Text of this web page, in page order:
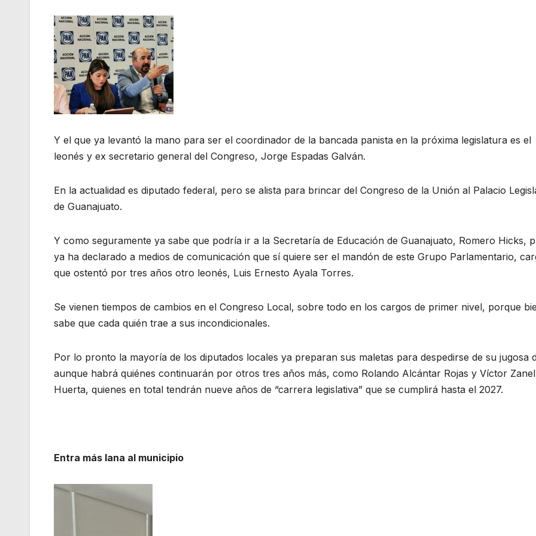
Y el que ya levantó la mano para ser el coordinador de la bancada panista en la próxima legislatura es el
leonés y ex secretario general del Congreso, Jorge Espadas Galván.
En la actualidad es diputado federal, pero se alista para brincar del Congreso de la Unión al Palacio
de Guanajuato.
Y como seguramente ya sabe que podría ir a la Secretaría de Educación de Guanajuato, Romero Hicks,
ya ha declarado a medios de comunicación que sí quiere ser el mandón de este Grupo Parlamentario,
que ostentó por tres años otro leonés, Luis Ernesto Ayala Torres.
Se vienen tiempos de cambios en el Congreso Local, sobre todo en los cargos de primer nivel, porque
sabe que cada quién trae a sus incondicionales.
Por lo pronto la mayoría de los diputados locales ya preparan sus maletas para despedirse de su jugosa
aunque habrá quiénes continuarán por otros tres años más, como Rolando Alcántar Rojas y Víctor
Huerta, quienes en total tendrán nueve años de “carrera legislativa” que se cumplirá hasta el 2027.
Entra más lana al municipio